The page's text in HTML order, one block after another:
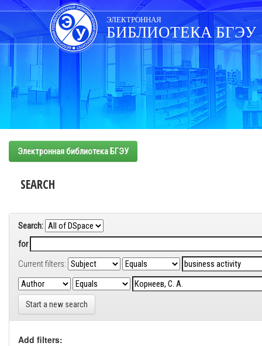
Skip
navigation
ЭЛЕКТРОННАЯ
БИБЛИОТЕКА БГЭУ
Электронная библиотека БГЭУ
SEARCH
Search:
for
Current filters:
Start a new search
Add filters: